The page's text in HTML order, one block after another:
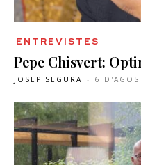
ENTREVISTES
Pepe Chisvert:
JOSEP SEGURA - 6